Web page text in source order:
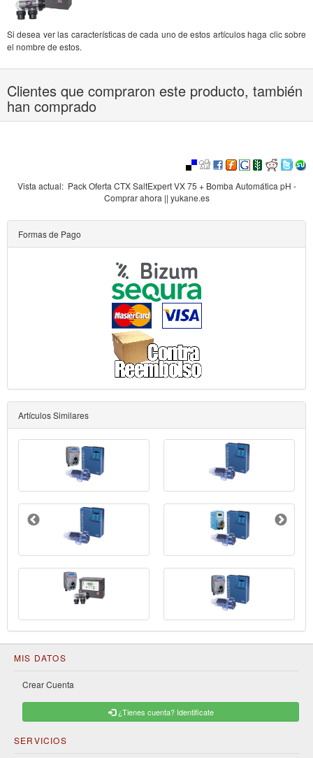
Si desea ver las características de cada uno de estos artículos haga clic sobre
el nombre de estos.
Clientes que compraron este producto, también
han comprado
Vista actual: Pack Oferta CTX SaltExpert VX 75 + Bomba Automática pH -
Comprar ahora || yukane.es
Formas de Pago
Artículos Similares
MIS DATOS
Crear Cuenta
¿Tienes cuenta? Identificate
SERVICIOS